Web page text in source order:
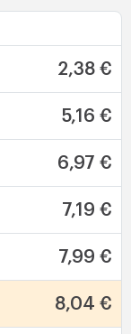
2,38 €
5,16 €
6,97 €
7,19 €
7,99 €
8,04 €